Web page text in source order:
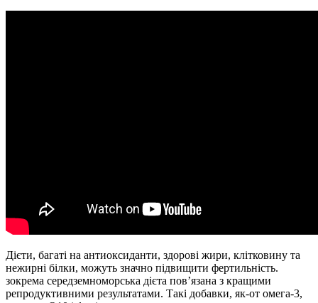
Дієти, багаті на антиоксиданти, здорові жири, клітковину та
нежирні білки, можуть значно підвищити фертильність.
зокрема середземноморська дієта пов’язана з кращими
репродуктивними результатами. Такі добавки, як-от омега-3,